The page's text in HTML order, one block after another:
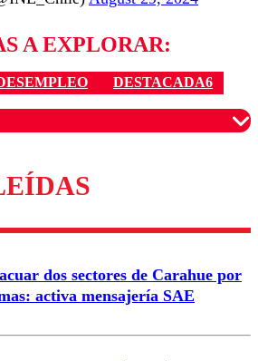
A EXPLORAR:
DESTACADA6
son moderados para garantizar un
diálogo respetuoso.
dos sectores de Carahue por
activa mensajería SAE